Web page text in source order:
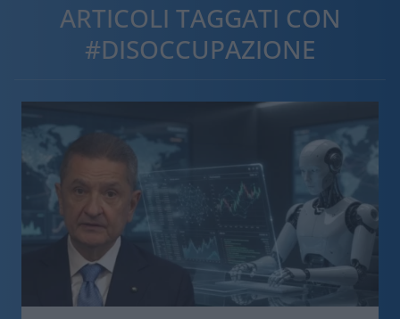
ARTICOLI TAGGATI CON
#DISOCCUPAZIONE